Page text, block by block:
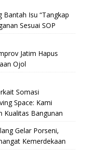
Bantah Isu “Tangkap
Sesuai SOP
Jatim Hapus
Ojol
Somasi
Space: Kami
Kualitas Bangunan
Gelar Porseni,
Kemerdekaan